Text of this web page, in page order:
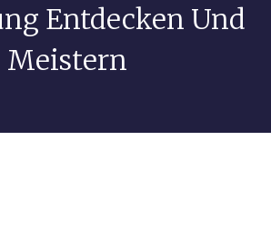
Entdecken Und
Meistern